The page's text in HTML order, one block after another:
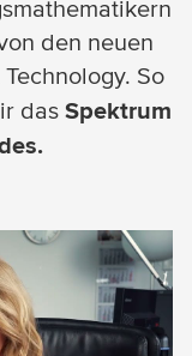
den neuen
So
das Spektrum